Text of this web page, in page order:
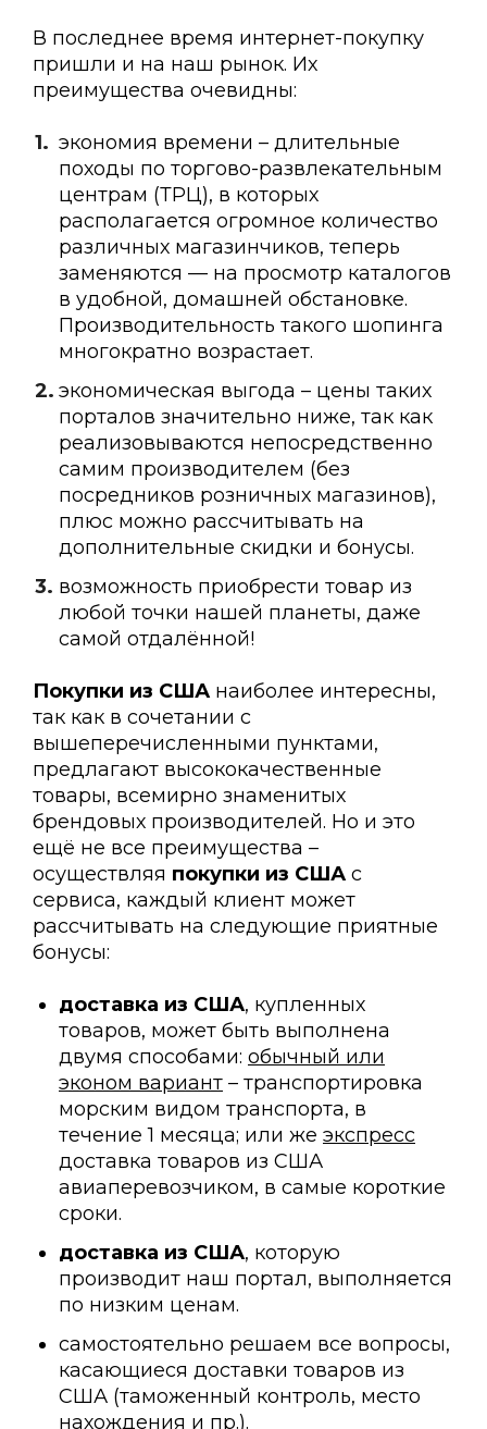
В последнее время интернет-покупку
пришли и на наш рынок. Их
преимущества очевидны:
экономия времени – длительные
походы по торгово-развлекательным
центрам (ТРЦ), в которых
располагается огромное количество
различных магазинчиков, теперь
заменяются — на просмотр каталогов
в удобной, домашней обстановке.
Производительность такого шопинга
многократно возрастает.
экономическая выгода – цены таких
порталов значительно ниже, так как
реализовываются непосредственно
самим производителем (без
посредников розничных магазинов),
плюс можно рассчитывать на
дополнительные скидки и бонусы.
возможность приобрести товар из
любой точки нашей планеты, даже
самой отдалённой!
Покупки из США наиболее интересны,
так как в сочетании с
вышеперечисленными пунктами,
предлагают высококачественные
товары, всемирно знаменитых
брендовых производителей. Но и это
ещё не все преимущества –
осуществляя покупки из США с
сервиса, каждый клиент может
рассчитывать на следующие приятные
бонусы:
доставка из США, купленных
товаров, может быть выполнена
двумя способами: обычный или
эконом вариант – транспортировка
морским видом транспорта, в
течение 1 месяца; или же экспресс
доставка товаров из США
авиаперевозчиком, в самые короткие
сроки.
доставка из США, которую
производит наш портал, выполняется
по низким ценам.
самостоятельно решаем все вопросы,
касающиеся доставки товаров из
США (таможенный контроль, место
нахождения и пр.).